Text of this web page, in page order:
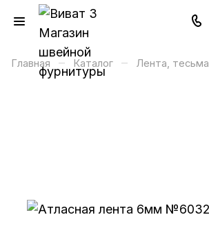
Главная – Каталог – Лента, тесьма